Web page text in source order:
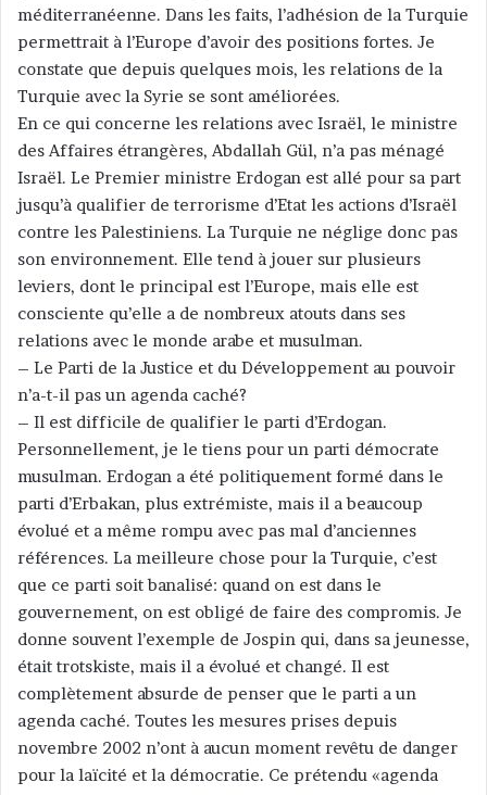
méditerranéenne. Dans les faits, l’adhésion de la Turquie
permettrait à l’Europe d’avoir des positions fortes. Je
constate que depuis quelques mois, les relations de la
Turquie avec la Syrie se sont améliorées.
En ce qui concerne les relations avec Israël, le ministre
des Affaires étrangères, Abdallah Gül, n’a pas ménagé
Israël. Le Premier ministre Erdogan est allé pour sa part
jusqu’à qualifier de terrorisme d’Etat les actions d’Israël
contre les Palestiniens. La Turquie ne néglige donc pas
son environnement. Elle tend à jouer sur plusieurs
leviers, dont le principal est l’Europe, mais elle est
consciente qu’elle a de nombreux atouts dans ses
relations avec le monde arabe et musulman.
– Le Parti de la Justice et du Développement au pouvoir
n’a-t-il pas un agenda caché?
– Il est difficile de qualifier le parti d’Erdogan.
Personnellement, je le tiens pour un parti démocrate
musulman. Erdogan a été politiquement formé dans le
parti d’Erbakan, plus extrémiste, mais il a beaucoup
évolué et a même rompu avec pas mal d’anciennes
références. La meilleure chose pour la Turquie, c’est
que ce parti soit banalisé: quand on est dans le
gouvernement, on est obligé de faire des compromis. Je
donne souvent l’exemple de Jospin qui, dans sa jeunesse,
était trotskiste, mais il a évolué et changé. Il est
complètement absurde de penser que le parti a un
agenda caché. Toutes les mesures prises depuis
novembre 2002 n’ont à aucun moment revêtu de danger
pour la laïcité et la démocratie. Ce prétendu «agenda